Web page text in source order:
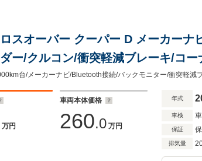
スオーバー クーパー D メーカー
ー/クルコン/衝突軽減ブレーキ/コ
インチAW/オートライト/フォグラ
台/メーカーナビ/Bluetooth接続/バックモニター/衝突軽減
万円
車両本体価格
260.0 万円
年式
車検
保証
排気量